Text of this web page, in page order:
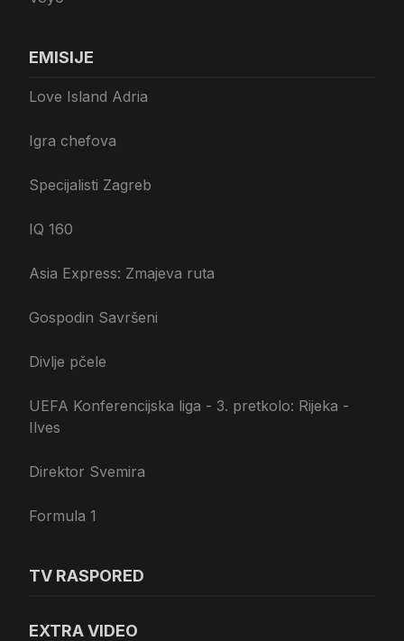
EMISIJE
Love Island Adria
Igra chefova
Specijalisti Zagreb
IQ 160
Asia Express: Zmajeva ruta
Gospodin Savršeni
Divlje pčele
UEFA Konferencijska liga - 3. pretkolo: Rijeka -
Ilves
Direktor Svemira
Formula 1
TV RASPORED
EXTRA VIDEO